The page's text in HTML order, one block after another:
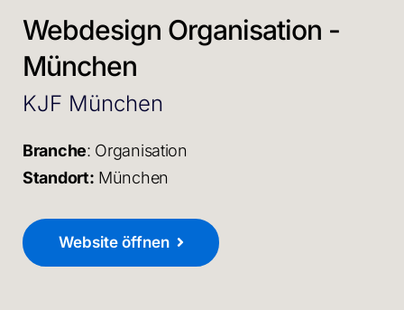
Webdesign Organisation -
München
KJF München
Branche: Organisation
Standort: München
Website öffnen